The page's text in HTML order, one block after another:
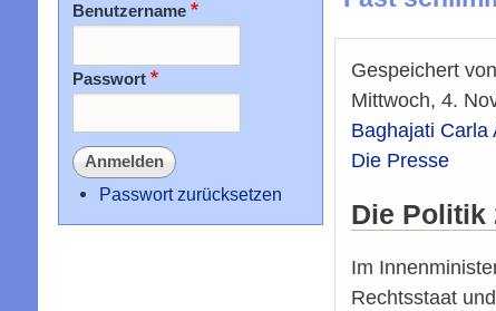
Gespeichert von
Mittwoch, 4.
Baghajati Carla
Die Presse
Die Politik
Im
Rechtsstaat
Benutzername
Passwort
Passwort zurücksetzen